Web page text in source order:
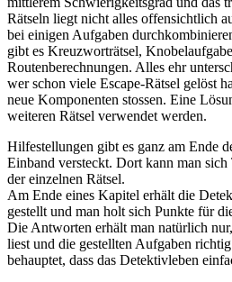
Rätseln liegt nicht alles offensichtlich
bei einigen Aufgaben
gibt es Kreuzworträtsel,
Routenberechnungen. Alles ehr
wer schon viele Escape-Rätsel gelöst
neue Komponenten stossen. Eine
weiteren Rätsel verwendet werden.
Hilfestellungen gibt es ganz am Ende
Einband versteckt. Dort kann man
der einzelnen Rätsel.
Am Ende eines Kapitel erhält die
gestellt und man holt sich Punkte für
Die Antworten erhält man natürlich
liest und die gestellten Aufgaben
behauptet, dass das Detektivleben